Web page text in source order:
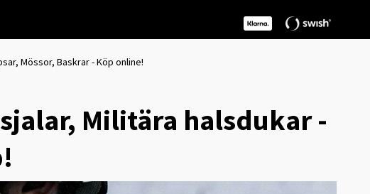
Mössor, Baskrar - Köp online!
Militära halsdukar -